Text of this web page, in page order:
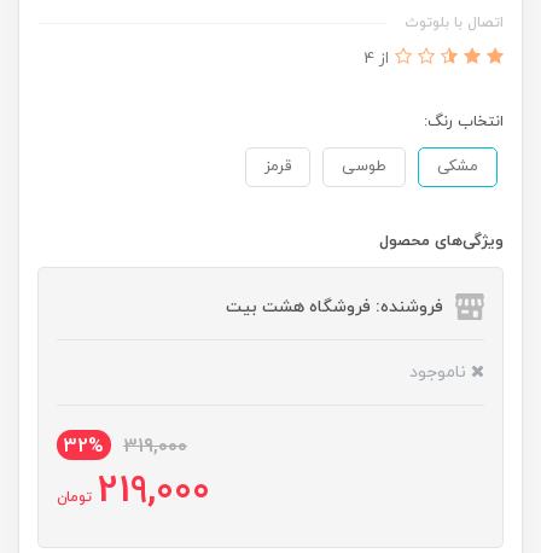
اتصال با بلوتوث
از 4
انتخاب رنگ:
مشکی طوسی قرمز
ویژگی‌های محصول
فروشنده: فروشگاه هشت بیت
ناموجود
319,000
32%
219,000 تومان